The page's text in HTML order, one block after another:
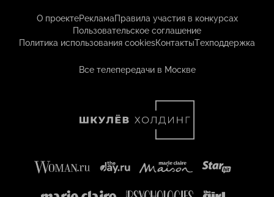
О проектеРекламаПравила участия в конкурсах
Пользовательское соглашение
Политика использования cookiesКонтактыТехподдержка
Все телепередачи в Москве